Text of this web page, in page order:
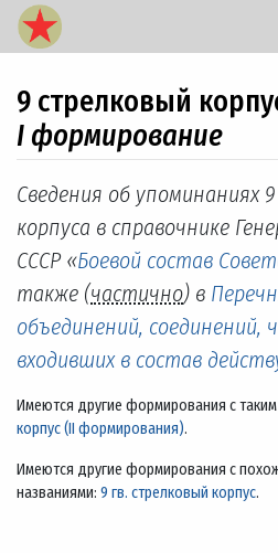
9 стрелковый
I формирование
Перейти к:навигация,поиск
Сведения об упоминаниях
корпуса в справочнике
СССР «Боевой состав
также (частично) в
объединений, соединений,
входивших в состав
Имеются другие формирования с
корпус (II формирования).
Имеются другие формирования с
названиями: 9 гв. стрелковый корпус.